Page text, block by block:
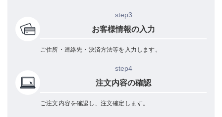
step3
お客様情報の入力
ご住所・連絡先・決済方法等を入力します。
step4
注文内容の確認
ご注文内容を確認し、注文確定します。